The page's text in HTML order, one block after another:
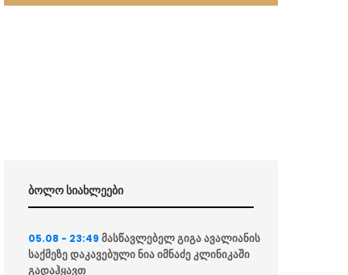
ბოლო სიახლეები
05.08 - 23:49მასწავლებელ გიგა ავალიანის
საქმეზე დაკავებული ნია იმნაძე კლინიკაში
გადაჰყავთ